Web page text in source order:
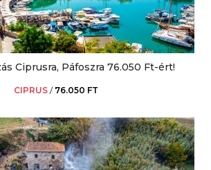
Ciprusra, Páfoszra 76.050 Ft-ért!
CIPRUS / 76.050 FT